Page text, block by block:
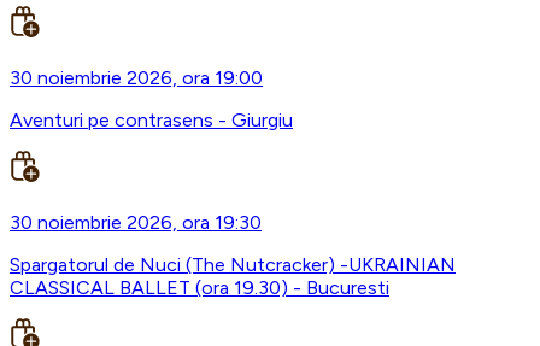
30 noiembrie 2026, ora 19:00
Aventuri pe contrasens - Giurgiu
30 noiembrie 2026, ora 19:30
Spargatorul de Nuci (The Nutcracker) -UKRAINIAN
CLASSICAL BALLET (ora 19.30) - Bucuresti